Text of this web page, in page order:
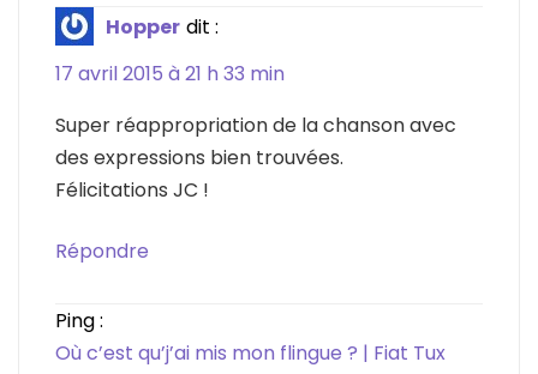
Hopper dit :
17 avril 2015 à 21 h 33 min
Super réappropriation de la chanson avec
des expressions bien trouvées.
Félicitations JC !
Répondre
Ping :
Où c’est qu’j’ai mis mon flingue ? | Fiat Tux